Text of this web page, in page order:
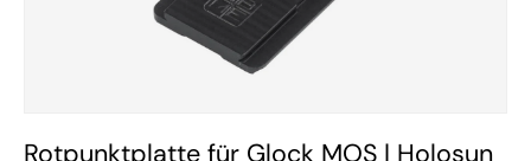
Rotpunktplatte für Glock MOS | Holosun